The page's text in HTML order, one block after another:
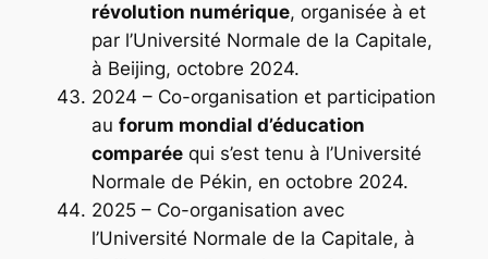
révolution numérique, organisée à et
par l’Université Normale de la Capitale,
à Beijing, octobre 2024.
2024 – Co-organisation et participation
au forum mondial d’éducation
comparéequi s’est tenu à l’Université
Normale de Pékin, en octobre 2024.
2025 – Co-organisation avec
l’Université Normale de la Capitale, à